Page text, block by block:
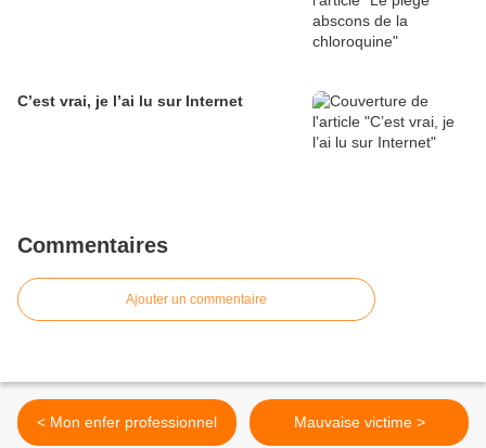
C’est vrai, je l’ai lu sur Internet
Commentaires
Ajouter un commentaire
< Mon enfer professionnel Mauvaise victime >